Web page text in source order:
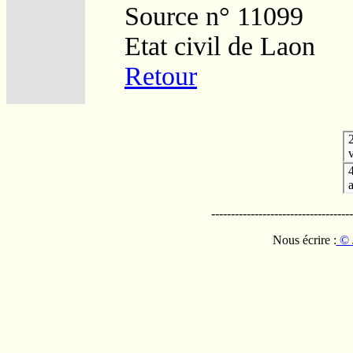
Source n° 11099
Etat civil de Laon
Retour
Nous écrire : ©